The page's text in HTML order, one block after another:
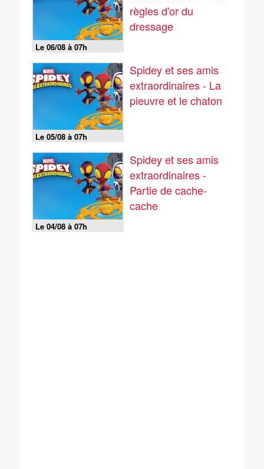
Le 06/08 à 07h
règles d'or du
dressage
Le 05/08 à 07h
Spidey et ses amis
extraordinaires - La
pieuvre et le chaton
Le 04/08 à 07h
Spidey et ses amis
extraordinaires -
Partie de cache-
cache